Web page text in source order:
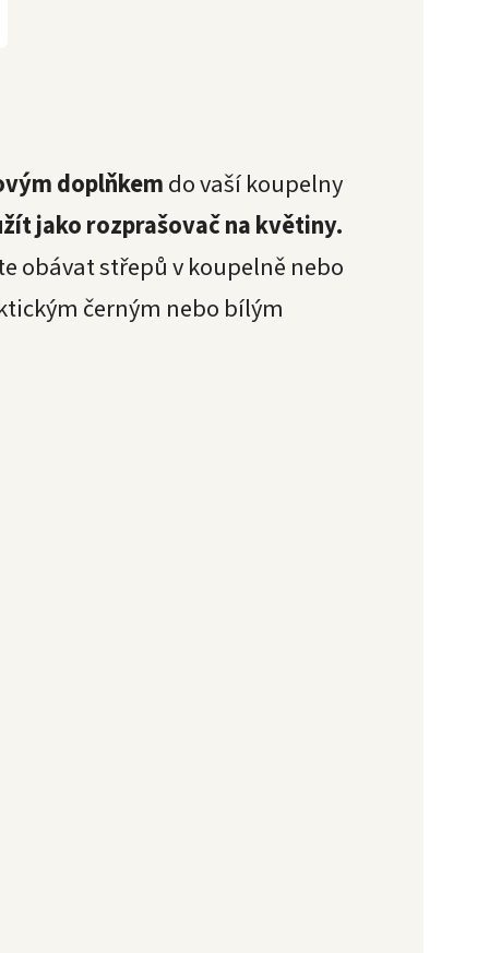
doplňkemdo vaší koupelny
jako rozprašovač na květiny.
obávat střepů v koupelně nebo
černým nebo bílým